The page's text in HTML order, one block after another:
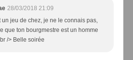
28/03/2018 21:09
un jeu de chez, je ne le connais pas,
que ton bourgmestre est un homme
/> Belle soirée